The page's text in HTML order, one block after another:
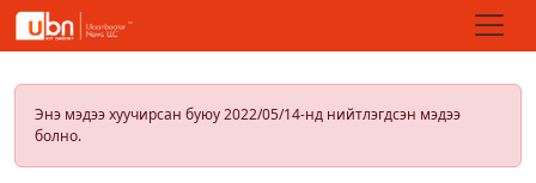
Энэ мэдээ хуучирсан буюу 2022/05/14-нд нийтлэгдсэн мэдээ
болно.